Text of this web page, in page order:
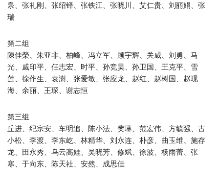
泉、张礼刚、张绍铎、张铁江、张晓川、艾仁贵、刘丽娟、张
瑞
第二组
陳佳榮、朱亚非、柏峰、冯立军、顾宇辉、关威、刘勇、马
光、戚印平、任志宏、时平、孙竞昊、孙卫国、王克平、雪
莲、徐作生、袁澍、张爱敏、张应龙、赵红、赵树国、赵现
海、余丽、王琛、谢志恒
第三组
丘进、纪宗安、车明追、陈小法、樊琳、范宏伟、方毓强、古
小松、李渡、李东屹、林精华、刘永连、朴彦、曲玉维、施存
龙、田永秀、乌云高娃、吴晓芳、修斌、徐波、杨雨蕾、张
寒、于向东、陈天社、安然、成思佳